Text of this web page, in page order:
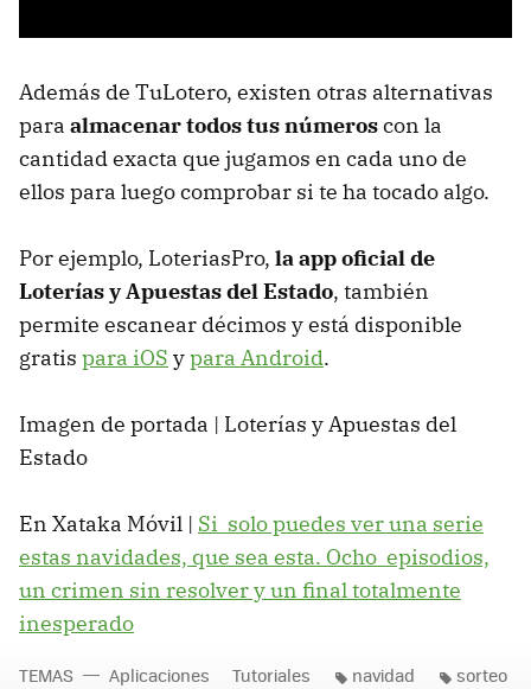
Además de TuLotero, existen otras alternativas
para almacenar todos tus númeroscon la
cantidad exacta que jugamos en cada uno de
ellos para luego comprobar si te ha tocado algo.
Por ejemplo, LoteriasPro, la app oficial de
Loterías y Apuestas del Estado, también
permite escanear décimos y está disponible
gratis para iOS ypara Android.
Imagen de portada | Loterías y Apuestas del
Estado
En Xataka Móvil | Si solo puedes ver una serie
estas navidades, que sea esta. Ocho episodios,
un crimen sin resolver y un final totalmente
inesperado
TEMAS Aplicaciones Tutoriales navidad sorteo